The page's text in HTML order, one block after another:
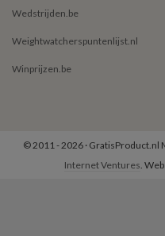
Wedstrijden.be
Weightwatcherspuntenlijst.nl
Winprijzen.be
© 2011 - 2026 ·
Internet Ventures.